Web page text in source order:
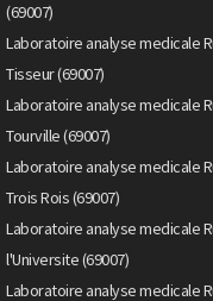
(69007)
Laboratoire analyse medicale
Tisseur (69007)
Laboratoire analyse medicale
Tourville (69007)
Laboratoire analyse medicale
Trois Rois (69007)
Laboratoire analyse medicale
l'Universite (69007)
Laboratoire analyse medicale